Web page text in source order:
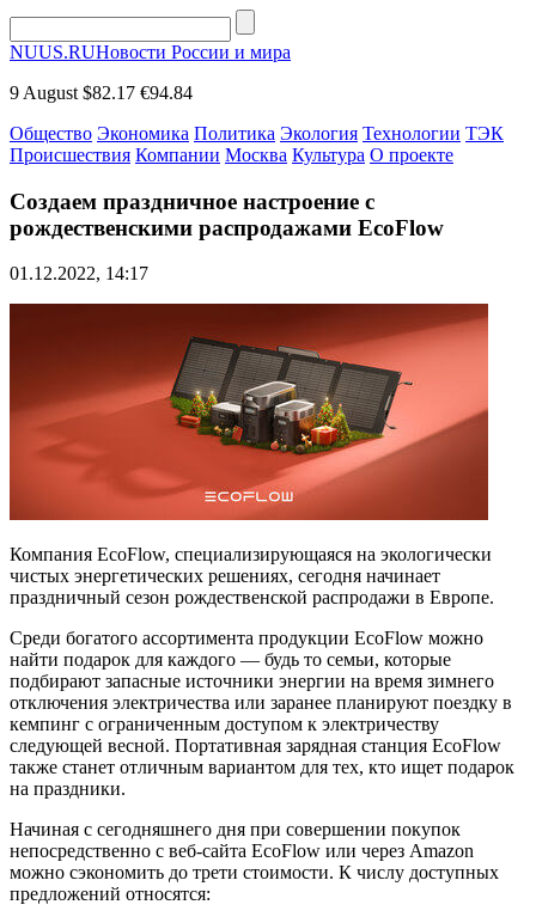
NUUS.RUНовости России и мира
9 August $82.17 €94.84
Общество Экономика Политика Экология Технологии ТЭК
Происшествия Компании Москва Культура О проекте
Создаем праздничное настроение с
рождественскими распродажами EcoFlow
01.12.2022, 14:17
Компания EcoFlow, специализирующаяся на экологически
чистых энергетических решениях, сегодня начинает
праздничный сезон рождественской распродажи в Европе.
Среди богатого ассортимента продукции EcoFlow можно
найти подарок для каждого — будь то семьи, которые
подбирают запасные источники энергии на время зимнего
отключения электричества или заранее планируют поездку в
кемпинг с ограниченным доступом к электричеству
следующей весной. Портативная зарядная станция EcoFlow
также станет отличным вариантом для тех, кто ищет подарок
на праздники.
Начиная с сегодняшнего дня при совершении покупок
непосредственно с веб-сайта EcoFlow или через Amazon
можно сэкономить до трети стоимости. К числу доступных
предложений относятся: